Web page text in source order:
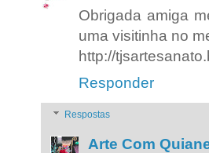
Obrigada amiga
uma visitinha no
http://
Responder
Respostas
Arte Com